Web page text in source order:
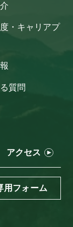
・キャリアプ
質問
アクセス
用フォーム